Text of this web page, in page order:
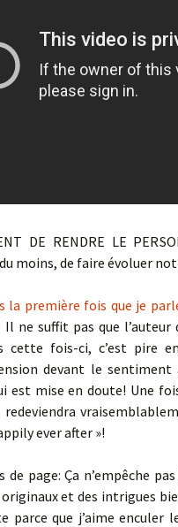
DE RENDRE LE
moins, de faire évoluer
la première fois que je
Il ne suffit pas que l’auteur
cette fois-ci, c’est pire
devant le sentiment
est mise en doute! Une
ever after »!
de page: Ça n’empêche
et des intrigues
parce que j’aime enculer